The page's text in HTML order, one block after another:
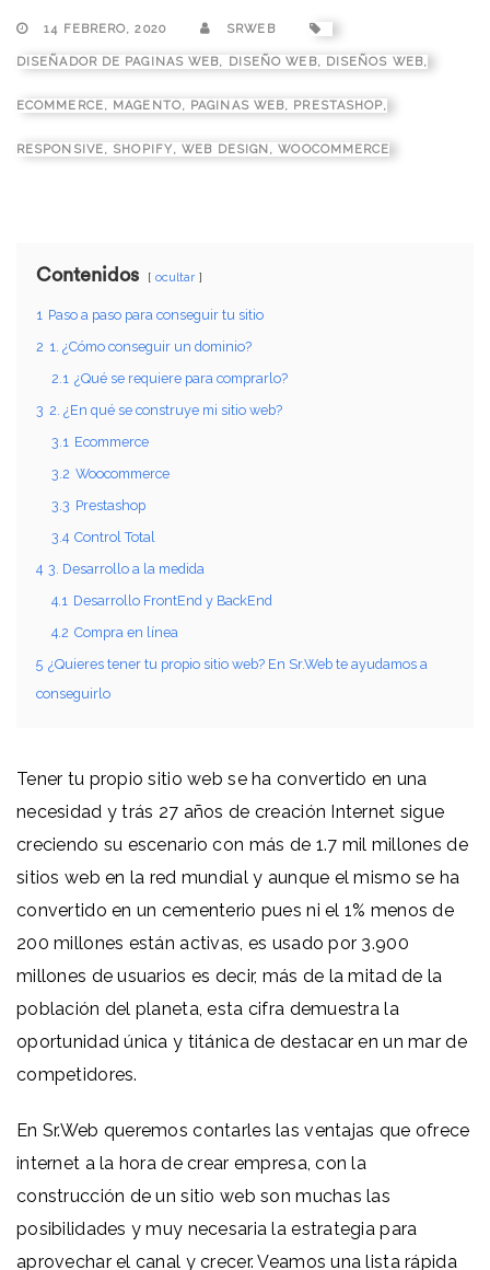
14 FEBRERO, 2020 SRWEB
DISEÑADOR DE PAGINAS WEB, DISEÑO WEB, DISEÑOS WEB,
ECOMMERCE, MAGENTO, PAGINAS WEB, PRESTASHOP,
RESPONSIVE, SHOPIFY,WEB DESIGN ,WOOCOMMERCE
Contenidos ocultar
1 Paso a paso para conseguir tu sitio
2 1. ¿Cómo conseguir un dominio?
2.1 ¿Qué se requiere para comprarlo?
3 2. ¿En qué se construye mi sitio web?
3.1 Ecommerce
3.2 Woocommerce
3.3 Prestashop
3.4 Control Total
4 3. Desarrollo a la medida
4.1 Desarrollo FrontEnd y BackEnd
4.2 Compra en línea
5 ¿Quieres tener tu propio sitio web? En Sr.Web te ayudamos a
conseguirlo
Tener tu propio sitio web se ha convertido en una
necesidad y trás 27 años de creación Internet sigue
creciendo su escenario con más de 1.7 mil millones de
sitios web en la red mundial y aunque el mismo se ha
convertido en un cementerio pues ni el 1% menos de
200 millones están activas, es usado por 3.900
millones de usuarios es decir, más de la mitad de la
población del planeta, esta cifra demuestra la
oportunidad única y titánica de destacar en un mar de
competidores.
En Sr.Web queremos contarles las ventajas que ofrece
internet a la hora de crear empresa, con la
construcción de un sitio web son muchas las
posibilidades y muy necesaria la estrategia para
aprovechar el canal y crecer. Veamos una lista rápida